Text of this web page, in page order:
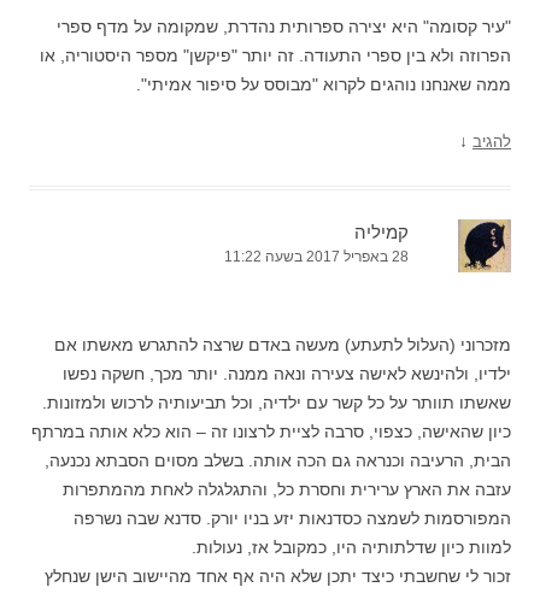
"עיר קסומה" היא יצירה ספרותית נהדרת, שמקומה על מדף ספרי
הפרוזה ולא בין ספרי התעודה. זה יותר "פיקשן" מספר היסטוריה, או
ממה שאנחנו נוהגים לקרוא "מבוסס על סיפור אמיתי".
להגיב ↓
קמיליה
28 באפריל 2017 בשעה 11:22
מזכרוני (העלול לתעתע) מעשה באדם שרצה להתגרש מאשתו אם
ילדיו, ולהינשא לאישה צעירה ונאה ממנה. יותר מכך, חשקה נפשו
שאשתו תוותר על כל קשר עם ילדיה, וכל תביעותיה לרכוש ולמזונות.
כיון שהאישה, כצפוי, סרבה לציית לרצונו זה – הוא כלא אותה במרתף
הבית, הרעיבה וכנראה גם הכה אותה. בשלב מסוים הסבתא נכנעה,
עזבה את הארץ ערירית וחסרת כל, והתגלגלה לאחת מהמתפרות
המפורסמות לשמצה כסדנאות יזע בניו יורק. סדנא שבה נשרפה
למוות כיון שדלתותיה היו, כמקובל אז, נעולות.
זכור לי שחשבתי כיצד יתכן שלא היה אף אחד מהיישוב הישן שנחלץ